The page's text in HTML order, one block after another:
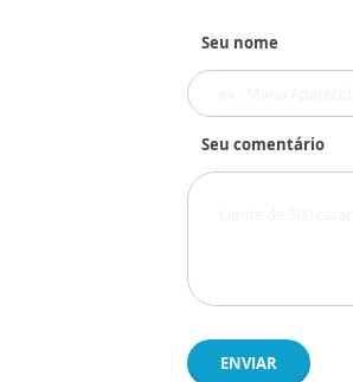
Seu nome
Seu comentário
ENVIAR